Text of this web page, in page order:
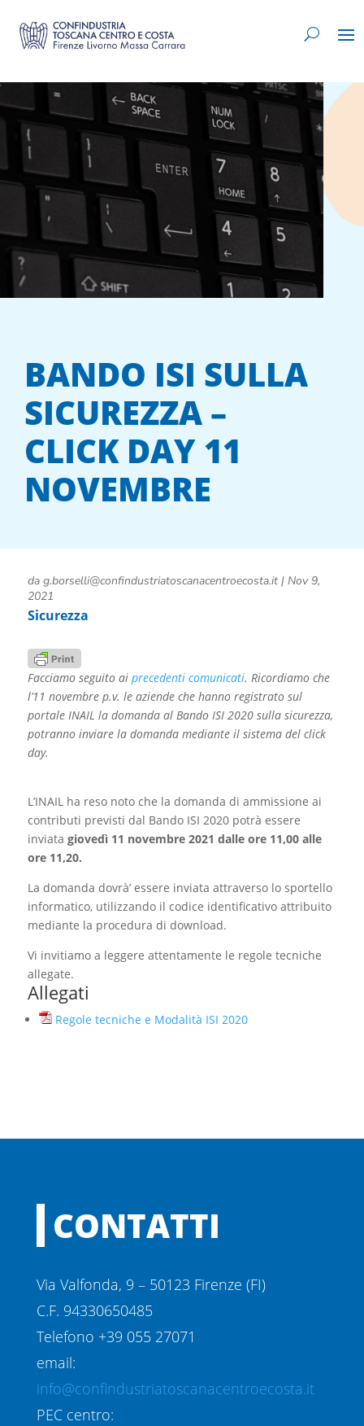
BANDO ISI SULLA
SICUREZZA –
CLICK DAY 11
NOVEMBRE
da g.borselli@confindustriatoscanacentroecosta.it| Nov 9,
2021
Sicurezza
Facciamo seguito ai precedenti comunicati. Ricordiamo che
l’11 novembre p.v. le aziende che hanno registrato sul
portale INAIL la domanda al Bando ISI 2020 sulla sicurezza,
potranno inviare la domanda mediante il sistema del click
day.
L’INAIL ha reso noto che la domanda di ammissione ai
contributi previsti dal Bando ISI 2020 potrà essere
inviata giovedì 11 novembre 2021 dalle ore 11,00 alle
ore 11,20.
La domanda dovrà’ essere inviata attraverso lo sportello
informatico, utilizzando il codice identificativo attribuito
mediante la procedura di download.
Vi invitiamo a leggere attentamente le regole tecniche
allegate.
Allegati
Regole tecniche e Modalità ISI 2020
CONTATTI
Via Valfonda, 9 – 50123 Firenze (FI)
C.F. 94330650485
Telefono +39 055 27071
email:
info@confindustriatoscanacentroecosta.it
PEC centro: